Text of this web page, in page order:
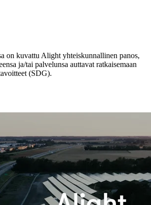
on kuvattu Alight yhteiskunnallinen panos,
ja/tai palvelunsa auttavat ratkaisemaan
(SDG).